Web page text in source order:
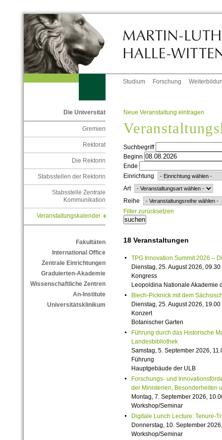
Studium Forschung
Die Universität
Gremien
Rektorat
Die Rektorin
Stabsstellen der Rektorin
Stabsstelle Zentrale
Kommunikation
Veranstaltungskalender
Fakultäten
International Office
Zentrale Einrichtungen
Graduierten-Akademie
Wissenschaftliche Zentren
An-Institute
Universitätsklinikum
Neue Veranstaltung eintragen
Suchbegriff
Beginn
Ende
Einrichtung
Art
Reihe
Filter zurücksetzen
18 Veranstaltungen
TPG Innovation Summit 2026 –
Dienstag, 25. August 2026,
Kongress
Leopoldina Nationale Akademie
Blech-Picknick mit dem
Dienstag, 25. August 2026,
Konzert
Botanischer Garten
Führung durch das Historische
Landesbibliothek
Samstag, 5. September 2026,
Führung
Hauptgebäude der ULB
Forschungs- und
der Ministerien, Besonderheiten
Montag, 7. September 2026,
Workshop/Seminar
Digitale Lunch Lecture: Tenure-
Donnerstag, 10. September
Workshop/Seminar